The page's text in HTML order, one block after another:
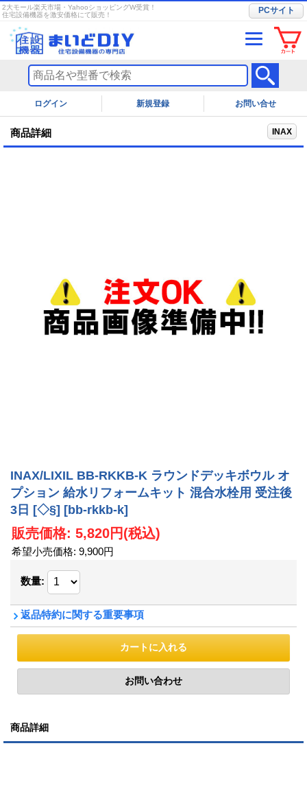
2大モール楽天市場・YahooショッピングW受賞！
住宅設備機器を激安価格にて販売！
PCサイト
ログイン お問い合せ
商品詳細 INAX
INAX/LIXIL BB-RKKB-K ラウンドデッキボウル オ
プション 給水リフォームキット 混合水栓用 受注後
3日 [◇§] [bb-rkkb-k]
販売価格: 5,820円(税込)
希望小売価格: 9,900円
数量:
返品特約に関する重要事項
商品詳細